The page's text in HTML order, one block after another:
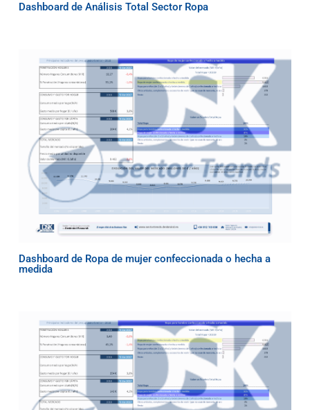
Dashboard de Análisis Total Sector Ropa
Dashboard de Ropa de mujer confeccionada o hecha a
medida